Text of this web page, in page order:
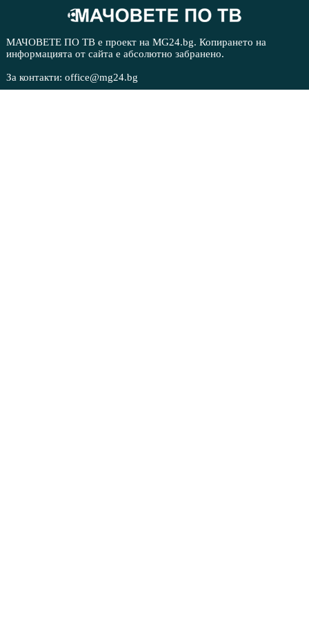
МАЧОВЕТЕ ПО ТВ е проект на MG24.bg. Копирането на
информацията от сайта е абсолютно забранено.
За контакти: office@mg24.bg